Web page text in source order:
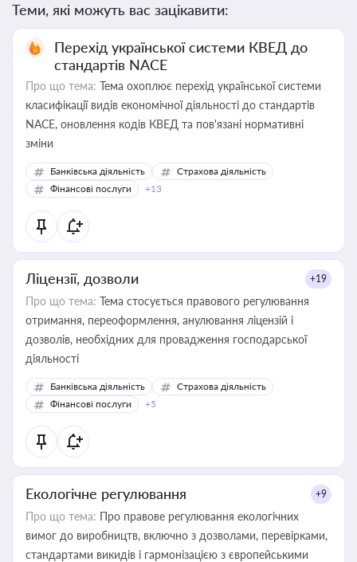
Теми, які можуть вас зацікавити:
Перехід української системи КВЕД до
стандартів NACE
Про що тема: Тема охоплює перехід української системи
класифікації видів економічної діяльності до стандартів
NACE, оновлення кодів КВЕД та пов'язані нормативні
зміни
Банківська діяльність
Страхова діяльність
Фінансові послуги
+13
Ліцензії, дозволи +19
Про що тема: Тема стосується правового регулювання
отримання, переоформлення, анулювання ліцензій і
дозволів, необхідних для провадження господарської
діяльності
Банківська діяльність
Страхова діяльність
Фінансові послуги
+5
Екологічне регулювання +9
Про що тема: Про правове регулювання екологічних
вимог до виробництв, включно з дозволами, перевірками,
стандартами викидів і гармонізацією з європейськими